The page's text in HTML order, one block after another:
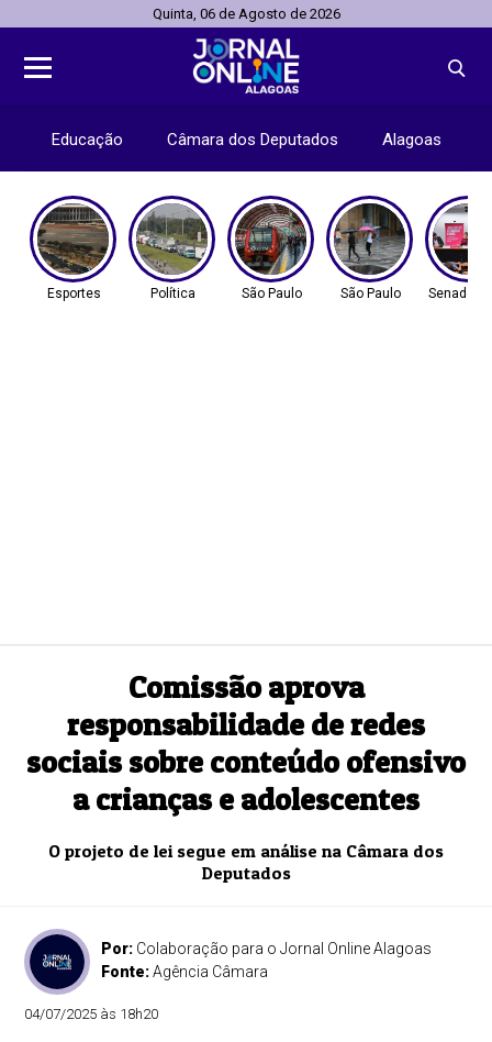
Quinta, 06 de Agosto de 2026
Educação Câmara dos Deputados Alagoas
Esportes Política São Paulo São Paulo Senado
Comissão aprova
responsabilidade de redes
sociais sobre conteúdo ofensivo
a crianças e adolescentes
O projeto de lei segue em análise na Câmara dos
Deputados
Por: Colaboração para o Jornal Online Alagoas
Fonte:Agência Câmara
04/07/2025 às 18h20